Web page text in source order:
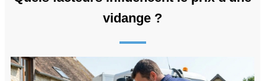
vidange ?